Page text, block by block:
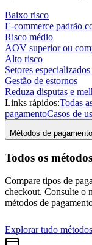
Baixo risco
E-commerce padrão
Risco médio
AOV superior ou
Alto risco
Setores
Gestão de estornos
Reduza disputas e
Links rápidos:Todas
pagamentoCasos de
Métodos de pagamento
Todos os
Compare tipos de
checkout. Consulte o
métodos de
Explorar tudo